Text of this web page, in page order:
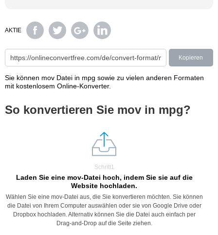
AKTIE
Kopieren
Sie können mov Datei in mpg sowie zu vielen anderen Formaten
mit kostenlosem Online-Konverter.
So konvertieren Sie mov in mpg?
Schritt1
Laden Sie eine mov-Datei hoch, indem Sie sie auf die
Website hochladen.
Wählen Sie eine mov-Datei aus, die Sie konvertieren möchten. Sie können
die Datei von Ihrem Computer auswählen oder sie von Google Drive oder
Dropbox hochladen. Alternativ können Sie die Datei auch einfach per
Drag-and-Drop auf die Seite ziehen.